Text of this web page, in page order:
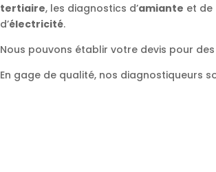
tertiaire, les diagnostics d’amiante et de
d’électricité.
Nous pouvons établir votre devis pour
En gage de qualité, nos diagnostiqueurs